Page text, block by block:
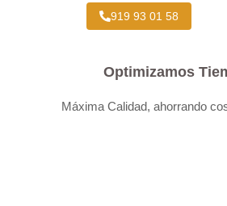
919 93 01 58
Optimizamos
Máxima Calidad, ahorrando